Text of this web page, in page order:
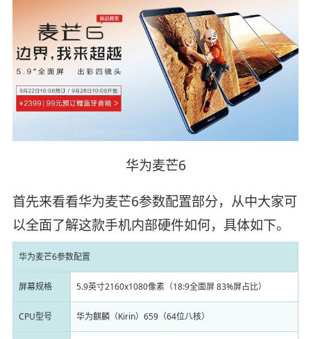
华为麦芒6
首先来看看华为麦芒6参数配置部分，从中大家可
以全面了解这款手机内部硬件如何，具体如下。
华为麦芒6参数配置
屏幕规格 5.9英寸2160x1080像素（18:9全面屏 83%屏占比）
CPU型号 华为麒麟（Kirin）659（64位八核）